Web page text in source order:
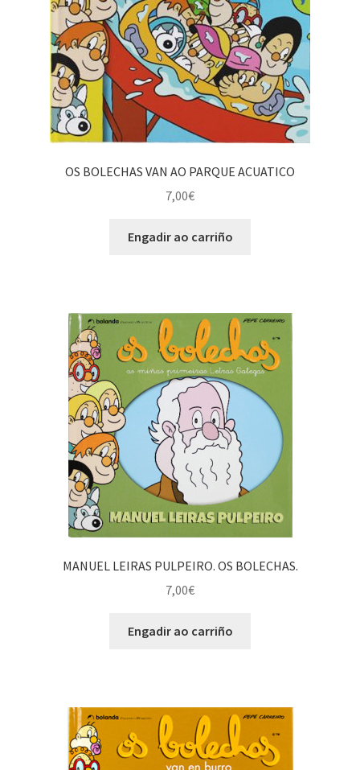
OS BOLECHAS VAN AO PARQUE ACUATICO
7,00€
Engadir ao carriño
MANUEL LEIRAS PULPEIRO. OS BOLECHAS.
7,00€
Engadir ao carriño